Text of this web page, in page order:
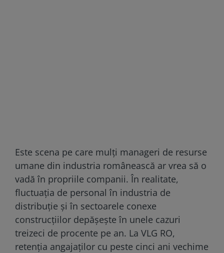
Este scena pe care mulți manageri de resurse
umane din industria românească ar vrea să o
vadă în propriile companii. În realitate,
fluctuația de personal în industria de
distribuție și în sectoarele conexe
construcțiilor depășește în unele cazuri
treizeci de procente pe an. La VLG RO,
retenția angajaților cu peste cinci ani vechime